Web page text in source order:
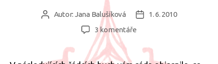
AutorAutor: Jana Balušíková
Datum1. 6. 2010
3 komentáře
názvem